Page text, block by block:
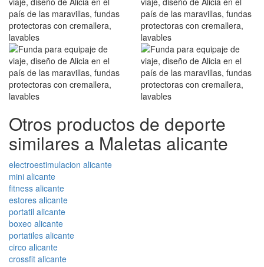
Otros productos de deporte
similares a Maletas alicante
electroestimulacion alicante
mini alicante
fitness alicante
estores alicante
portatil alicante
boxeo alicante
portatiles alicante
circo alicante
crossfit alicante